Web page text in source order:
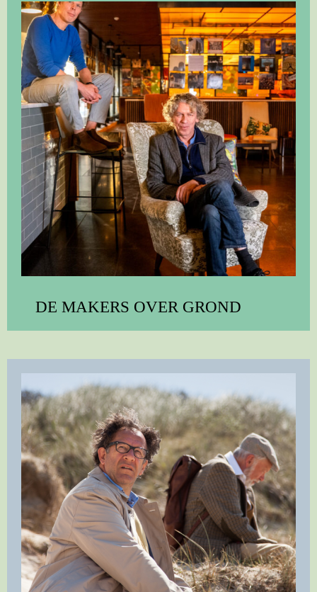
DE MAKERS OVER GROND